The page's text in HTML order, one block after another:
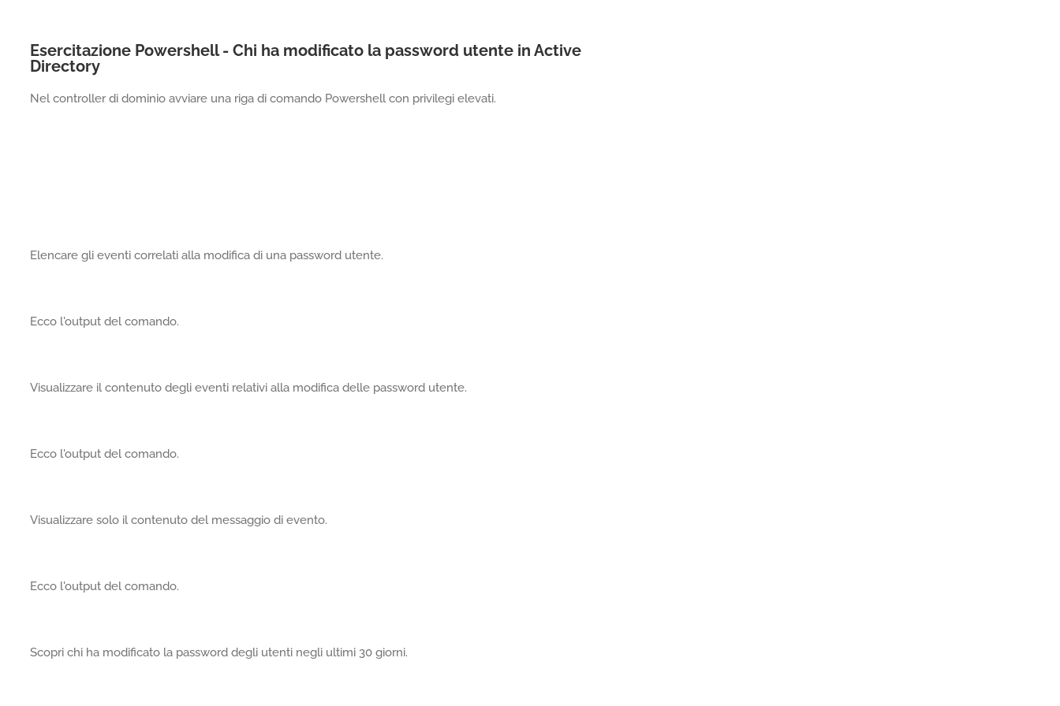
Esercitazione Powershell - Chi ha modificato la password utente in Active
Directory
Nel controller di dominio avviare una riga di comando Powershell con privilegi elevati.
Elencare gli eventi correlati alla modifica di una password utente.
Ecco l'output del comando.
Visualizzare il contenuto degli eventi relativi alla modifica delle password utente.
Ecco l'output del comando.
Visualizzare solo il contenuto del messaggio di evento.
Ecco l'output del comando.
Scopri chi ha modificato la password degli utenti negli ultimi 30 giorni.